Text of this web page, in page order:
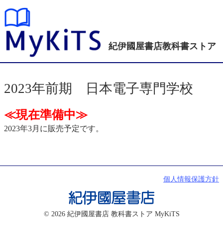
紀伊國屋書店教科書ストア
2023年前期 日本電子専門学校
≪現在準備中≫
2023年3月に販売予定です。
個人情報保護方針
© 2026 紀伊國屋書店 教科書ストア MyKiTS